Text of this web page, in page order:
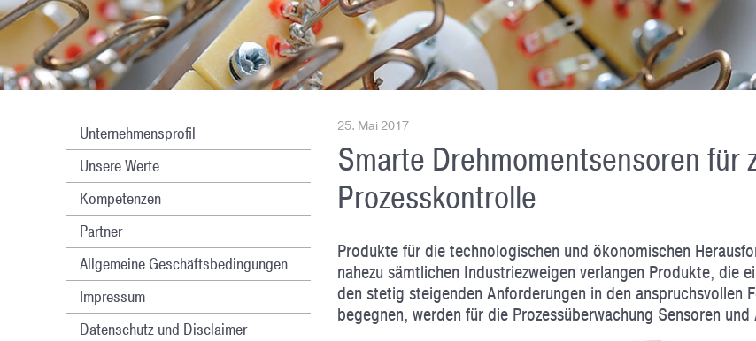
Unternehmensprofil
Unsere Werte
Kompetenzen
Partner
Allgemeine Geschäftsbedingungen
Impressum
Datenschutz und Disclaimer
25. Mai 2017
Smarte Drehmomentsensoren für
Prozesskontrolle
Produkte für die technologischen und ökonomischen
nahezu sämtlichen Industriezweigen verlangen Produkte, die
den stetig steigenden Anforderungen in den anspruchsvollen
begegnen, werden für die Prozessüberwachung Sensoren